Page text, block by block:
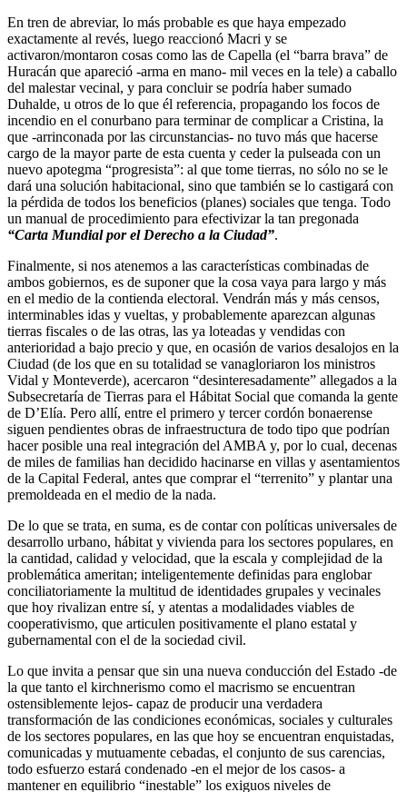
En tren de abreviar, lo más probable es que haya empezado
exactamente al revés, luego reaccionó Macri y se
activaron/montaron cosas como las de Capella (el “barra brava” de
Huracán que apareció -arma en mano- mil veces en la tele) a caballo
del malestar vecinal, y para concluir se podría haber sumado
Duhalde, u otros de lo que él referencia, propagando los focos de
incendio en el conurbano para terminar de complicar a Cristina, la
que -arrinconada por las circunstancias- no tuvo más que hacerse
cargo de la mayor parte de esta cuenta y ceder la pulseada con un
nuevo apotegma “progresista”: al que tome tierras, no sólo no se le
dará una solución habitacional, sino que también se lo castigará con
la pérdida de todos los beneficios (planes) sociales que tenga. Todo
un manual de procedimiento para efectivizar la tan pregonada
“Carta Mundial por el Derecho a la Ciudad”.
Finalmente, si nos atenemos a las características combinadas de
ambos gobiernos, es de suponer que la cosa vaya para largo y más
en el medio de la contienda electoral. Vendrán más y más censos,
interminables idas y vueltas, y probablemente aparezcan algunas
tierras fiscales o de las otras, las ya loteadas y vendidas con
anterioridad a bajo precio y que, en ocasión de varios desalojos en la
Ciudad (de los que en su totalidad se vanagloriaron los ministros
Vidal y Monteverde), acercaron “desinteresadamente” allegados a la
Subsecretaría de Tierras para el Hábitat Social que comanda la gente
de D’Elía. Pero allí, entre el primero y tercer cordón bonaerense
siguen pendientes obras de infraestructura de todo tipo que podrían
hacer posible una real integración del AMBA y, por lo cual, decenas
de miles de familias han decidido hacinarse en villas y asentamientos
de la Capital Federal, antes que comprar el “terrenito” y plantar una
premoldeada en el medio de la nada.
De lo que se trata, en suma, es de contar con políticas universales de
desarrollo urbano, hábitat y vivienda para los sectores populares, en
la cantidad, calidad y velocidad, que la escala y complejidad de la
problemática ameritan; inteligentemente definidas para englobar
conciliatoriamente la multitud de identidades grupales y vecinales
que hoy rivalizan entre sí, y atentas a modalidades viables de
cooperativismo, que articulen positivamente el plano estatal y
gubernamental con el de la sociedad civil.
Lo que invita a pensar que sin una nueva conducción del Estado -de
la que tanto el kirchnerismo como el macrismo se encuentran
ostensiblemente lejos- capaz de producir una verdadera
transformación de las condiciones económicas, sociales y culturales
de los sectores populares, en las que hoy se encuentran enquistadas,
comunicadas y mutuamente cebadas, el conjunto de sus carencias,
todo esfuerzo estará condenado -en el mejor de los casos- a
mantener en equilibrio “inestable” los exiguos niveles de